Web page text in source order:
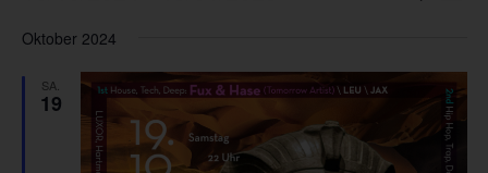
wählen.
Oktober 2024
SA.
19